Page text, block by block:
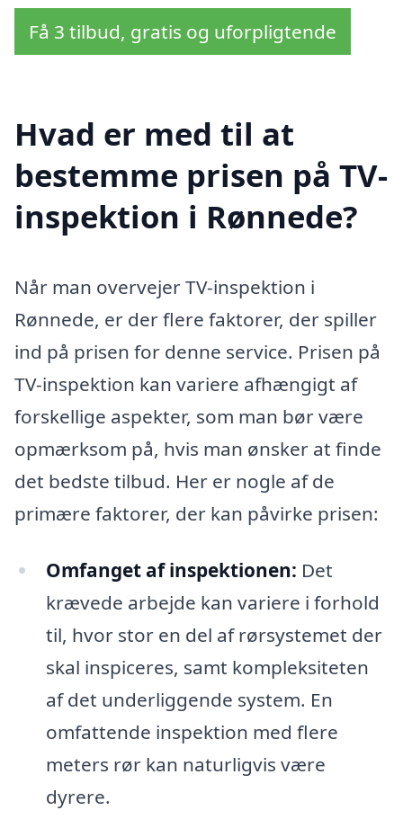
Få 3 tilbud, gratis og uforpligtende
Hvad er med til at
bestemme prisen på TV-
inspektion i Rønnede?
Når man overvejer TV-inspektion i
Rønnede, er der flere faktorer, der spiller
ind på prisen for denne service. Prisen på
TV-inspektion kan variere afhængigt af
forskellige aspekter, som man bør være
opmærksom på, hvis man ønsker at finde
det bedste tilbud. Her er nogle af de
primære faktorer, der kan påvirke prisen:
Omfanget af inspektionen: Det
krævede arbejde kan variere i forhold
til, hvor stor en del af rørsystemet der
skal inspiceres, samt kompleksiteten
af det underliggende system. En
omfattende inspektion med flere
meters rør kan naturligvis være
dyrere.